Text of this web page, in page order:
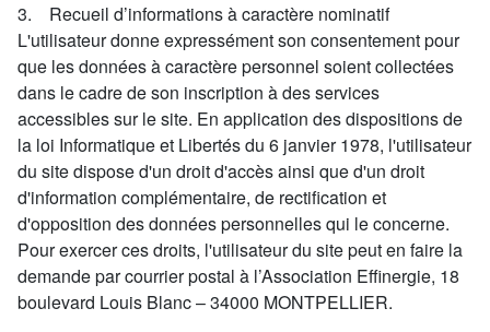
3. Recueil d’informations à caractère nominatif
L'utilisateur donne expressément son consentement pour
que les données à caractère personnel soient collectées
dans le cadre de son inscription à des services
accessibles sur le site. En application des dispositions de
la loi Informatique et Libertés du 6 janvier 1978, l'utilisateur
du site dispose d'un droit d'accès ainsi que d'un droit
d'information complémentaire, de rectification et
d'opposition des données personnelles qui le concerne.
Pour exercer ces droits, l'utilisateur du site peut en faire la
demande par courrier postal à l’Association Effinergie, 18
boulevard Louis Blanc – 34000 MONTPELLIER.